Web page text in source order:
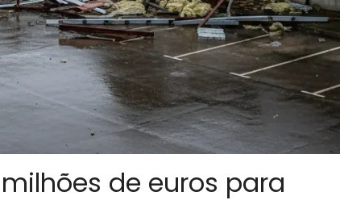
de euros para